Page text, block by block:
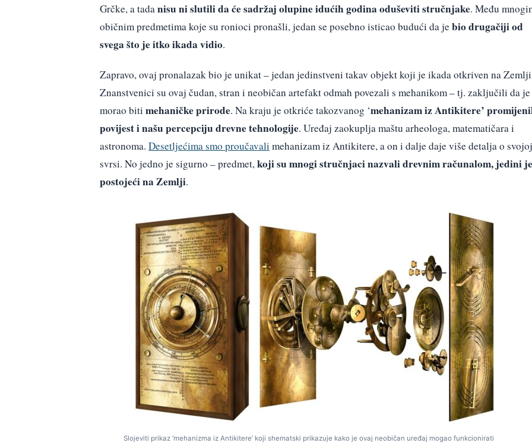
Grčke, a tada nisu ni slutili da će sadržaj olupine idućih godina oduševiti stručnjake. Među
običnim predmetima koje su ronioci pronašli, jedan se posebno isticao budući da jebio drugačiji od
svega što je itko ikada vidio.
Zapravo, ovaj pronalazak bio je unikat – jedan jedinstveni takav objekt koji je ikada otkriven na
Znanstvenici su ovaj čudan, stran i neobičan artefakt odmah povezali s mehanikom – tj. zaključili da je
morao biti mehaničke prirode. Na kraju je otkriće takozvanog ‘mehanizam iz Antikitere’
povijest i našu percepciju drevne tehnologije. Uređaj zaokuplja maštu arheologa, matematičara i
astronoma. Desetljećima smo proučavali mehanizam iz Antikitere, a on i dalje daje više detalja o svojoj
svrsi. No jedno je sigurno – predmet,koji su mnogi stručnjaci nazvali drevnim računalom, jedini je
postojeći na Zemlji.
Slojeviti prikaz ‘mehanizma iz Antikitere’ koji shematski prikazuje kako je ovaj neobičan uređaj mogao funkcionirati